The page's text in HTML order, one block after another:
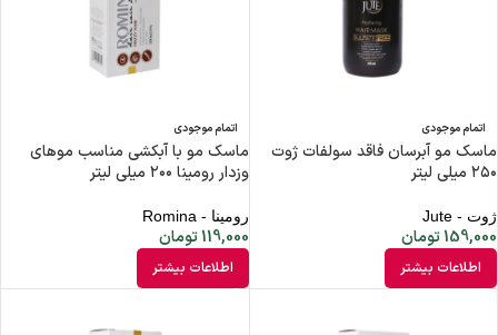
اتمام موجودی
ماسک مو آبرسان فاقد سولفات ژوت
۲۵۰ میلی لیتر
ژوت - Jute
159,000تومان
اطلاعات بیشتر
اتمام موجودی
ماسک مو با آبکشی مناسب موهای
وزدار رومینا ۲۰۰ میلی لیتر
رومینا - Romina
119,000تومان
اطلاعات بیشتر